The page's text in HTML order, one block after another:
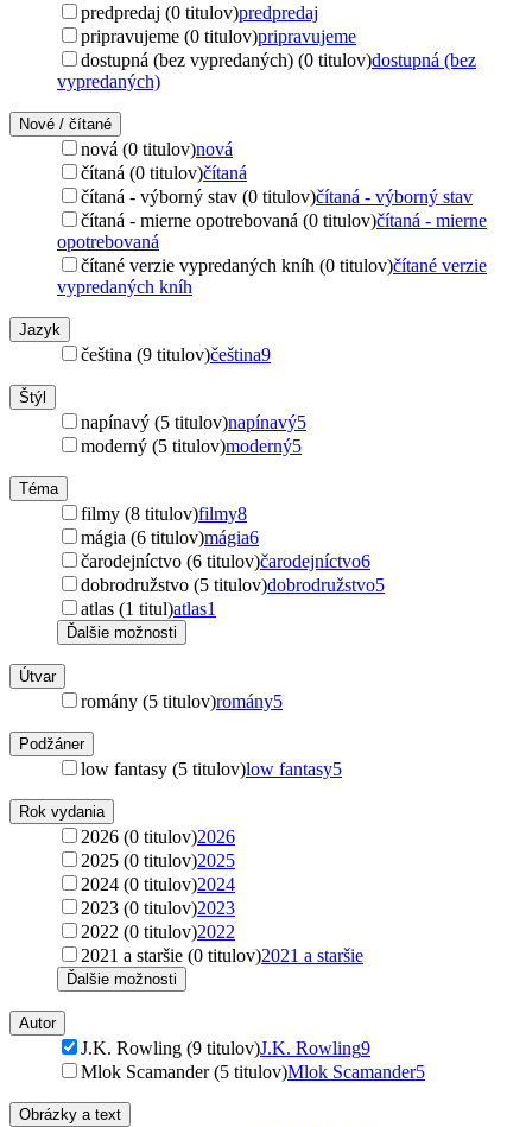
predpredaj (0 titulov)predpredaj
pripravujeme (0 titulov)pripravujeme
dostupná (bez vypredaných) (0 titulov)dostupná (bez
vypredaných)
Nové / čítané
nová (0 titulov)nová
čítaná (0 titulov)čítaná
čítaná - výborný stav (0 titulov)čítaná - výborný stav
čítaná - mierne opotrebovaná (0 titulov)čítaná - mierne
opotrebovaná
čítané verzie vypredaných kníh (0 titulov)čítané verzie
vypredaných kníh
Jazyk
čeština (9 titulov)čeština9
Štýl
napínavý (5 titulov)napínavý5
moderný (5 titulov)moderný5
Téma
filmy (8 titulov)filmy8
mágia (6 titulov)mágia6
čarodejníctvo (6 titulov)čarodejníctvo6
dobrodružstvo (5 titulov)dobrodružstvo5
atlas (1 titul)atlas1
Ďalšie možnosti
Útvar
romány (5 titulov)romány5
Podžáner
low fantasy (5 titulov)low fantasy5
Rok vydania
2026 (0 titulov)2026
2025 (0 titulov)2025
2024 (0 titulov)2024
2023 (0 titulov)2023
2022 (0 titulov)2022
2021 a staršie (0 titulov)2021 a staršie
Ďalšie možnosti
Autor
J.K. Rowling (9 titulov)J.K. Rowling9
Mlok Scamander (5 titulov)Mlok Scamander5
Obrázky a text